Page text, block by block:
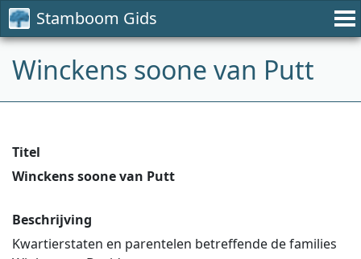
Stamboom Gids
Winckens soone van Putt
Titel
Winckens soone van Putt
Beschrijving
Kwartierstaten en parentelen betreffende de families